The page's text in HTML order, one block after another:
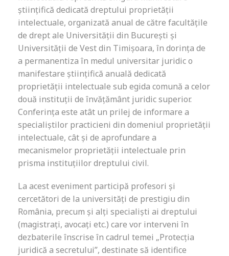
științifică dedicată dreptului proprietății
intelectuale, organizată anual de către facultățile
de drept ale Universității din București și
Universității de Vest din Timișoara, în dorința de
a permanentiza în medul universitar juridic o
manifestare științifică anuală dedicată
proprietății intelectuale sub egida comună a celor
două instituții de învățământ juridic superior.
Conferința este atât un prilej de informare a
specialiștilor practicieni din domeniul proprietății
intelectuale, cât și de aprofundare a
mecanismelor proprietății intelectuale prin
prisma instituțiilor dreptului civil.
La acest eveniment participă profesori şi
cercetători de la universități de prestigiu din
România, precum și alți specialiști ai dreptului
(magistrați, avocați etc.) care vor interveni în
dezbaterile înscrise în cadrul temei „Protecția
juridică a secretului”, destinate să identifice